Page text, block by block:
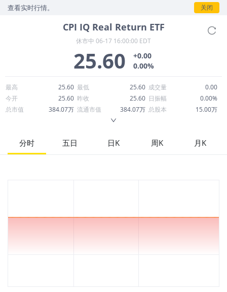
实时行情。 关闭
CPI IQ Real Return ETF
休市中 06-17 16:00:00 EDT
25.60
+0.00
0.00%
最高 25.60 最低 25.60 成交量
0.00
今开
25.60 昨收 25.60 日振幅
0.00%
总市值
384.07万 流通市值 384.07万 总股本
15.00万
52周最高
25.78 市盈率
-26.92
股息
分时 五日 日K 周K 月K